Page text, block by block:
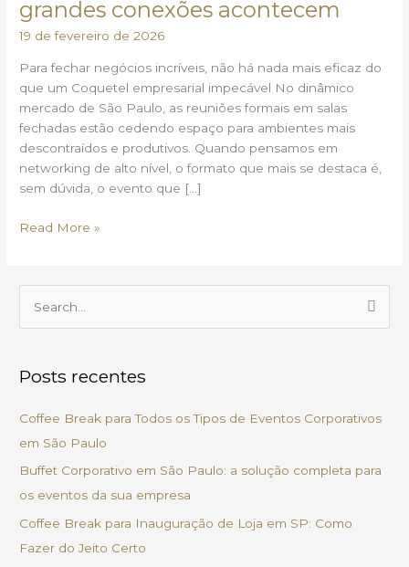
grandes conexões acontecem
19 de fevereiro de 2026
Para fechar negócios incríveis, não há nada mais eficaz do
que um Coquetel empresarial impecável No dinâmico
mercado de São Paulo, as reuniões formais em salas
fechadas estão cedendo espaço para ambientes mais
descontraídos e produtivos. Quando pensamos em
networking de alto nível, o formato que mais se destaca é,
sem dúvida, o evento que […]
grandes
conexões
Read More »
q
p
o
Posts recentes
Coffee Break para Todos os Tipos de Eventos Corporativos
em São Paulo
Buffet Corporativo em São Paulo: a solução completa para
os eventos da sua empresa
Coffee Break para Inauguração de Loja em SP: Como
Fazer do Jeito Certo